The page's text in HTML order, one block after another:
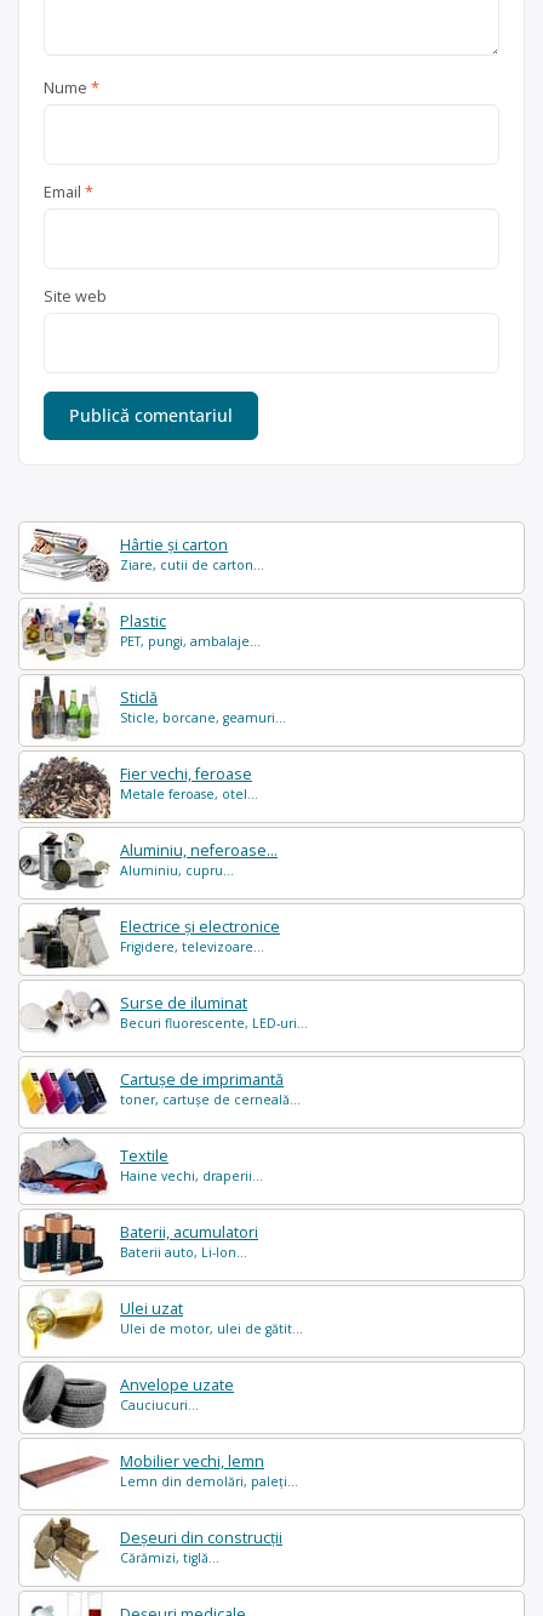
Hârtie și carton
Ziare, cutii de carton...
Plastic
PET, pungi, ambalaje...
Sticlă
Sticle, borcane, geamuri...
Fier vechi, feroase
Metale feroase, otel...
Aluminiu, neferoase...
Aluminiu, cupru...
Electrice și electronice
Frigidere, televizoare...
Surse de iluminat
Becuri fluorescente, LED-uri...
Cartușe de imprimantă
toner, cartușe de cerneală...
Textile
Haine vechi, draperii...
Baterii, acumulatori
Baterii auto, Li-Ion...
Ulei uzat
Ulei de motor, ulei de gătit...
Anvelope uzate
Cauciucuri...
Mobilier vechi, lemn
Lemn din demolări, paleți...
Deșeuri din construcții
Cărămizi, tiglă...
Nume *
Email *
Site web